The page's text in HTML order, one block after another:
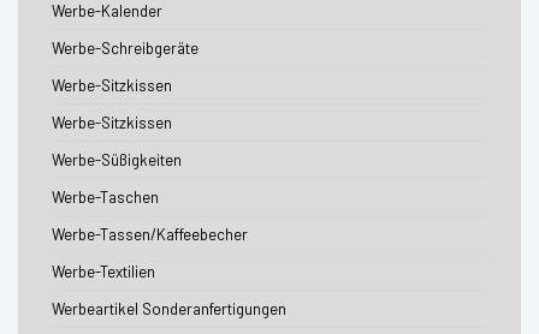
Werbe-Kalender
Werbe-Schreibgeräte
Werbe-Sitzkissen
Werbe-Sitzkissen
Werbe-Süßigkeiten
Werbe-Taschen
Werbe-Tassen/Kaffeebecher
Werbe-Textilien
Werbeartikel Sonderanfertigungen